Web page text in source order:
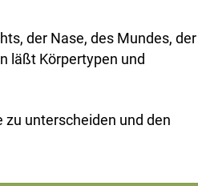
der Nase, des Mundes, der
läßt Körpertypen und
unterscheiden und den